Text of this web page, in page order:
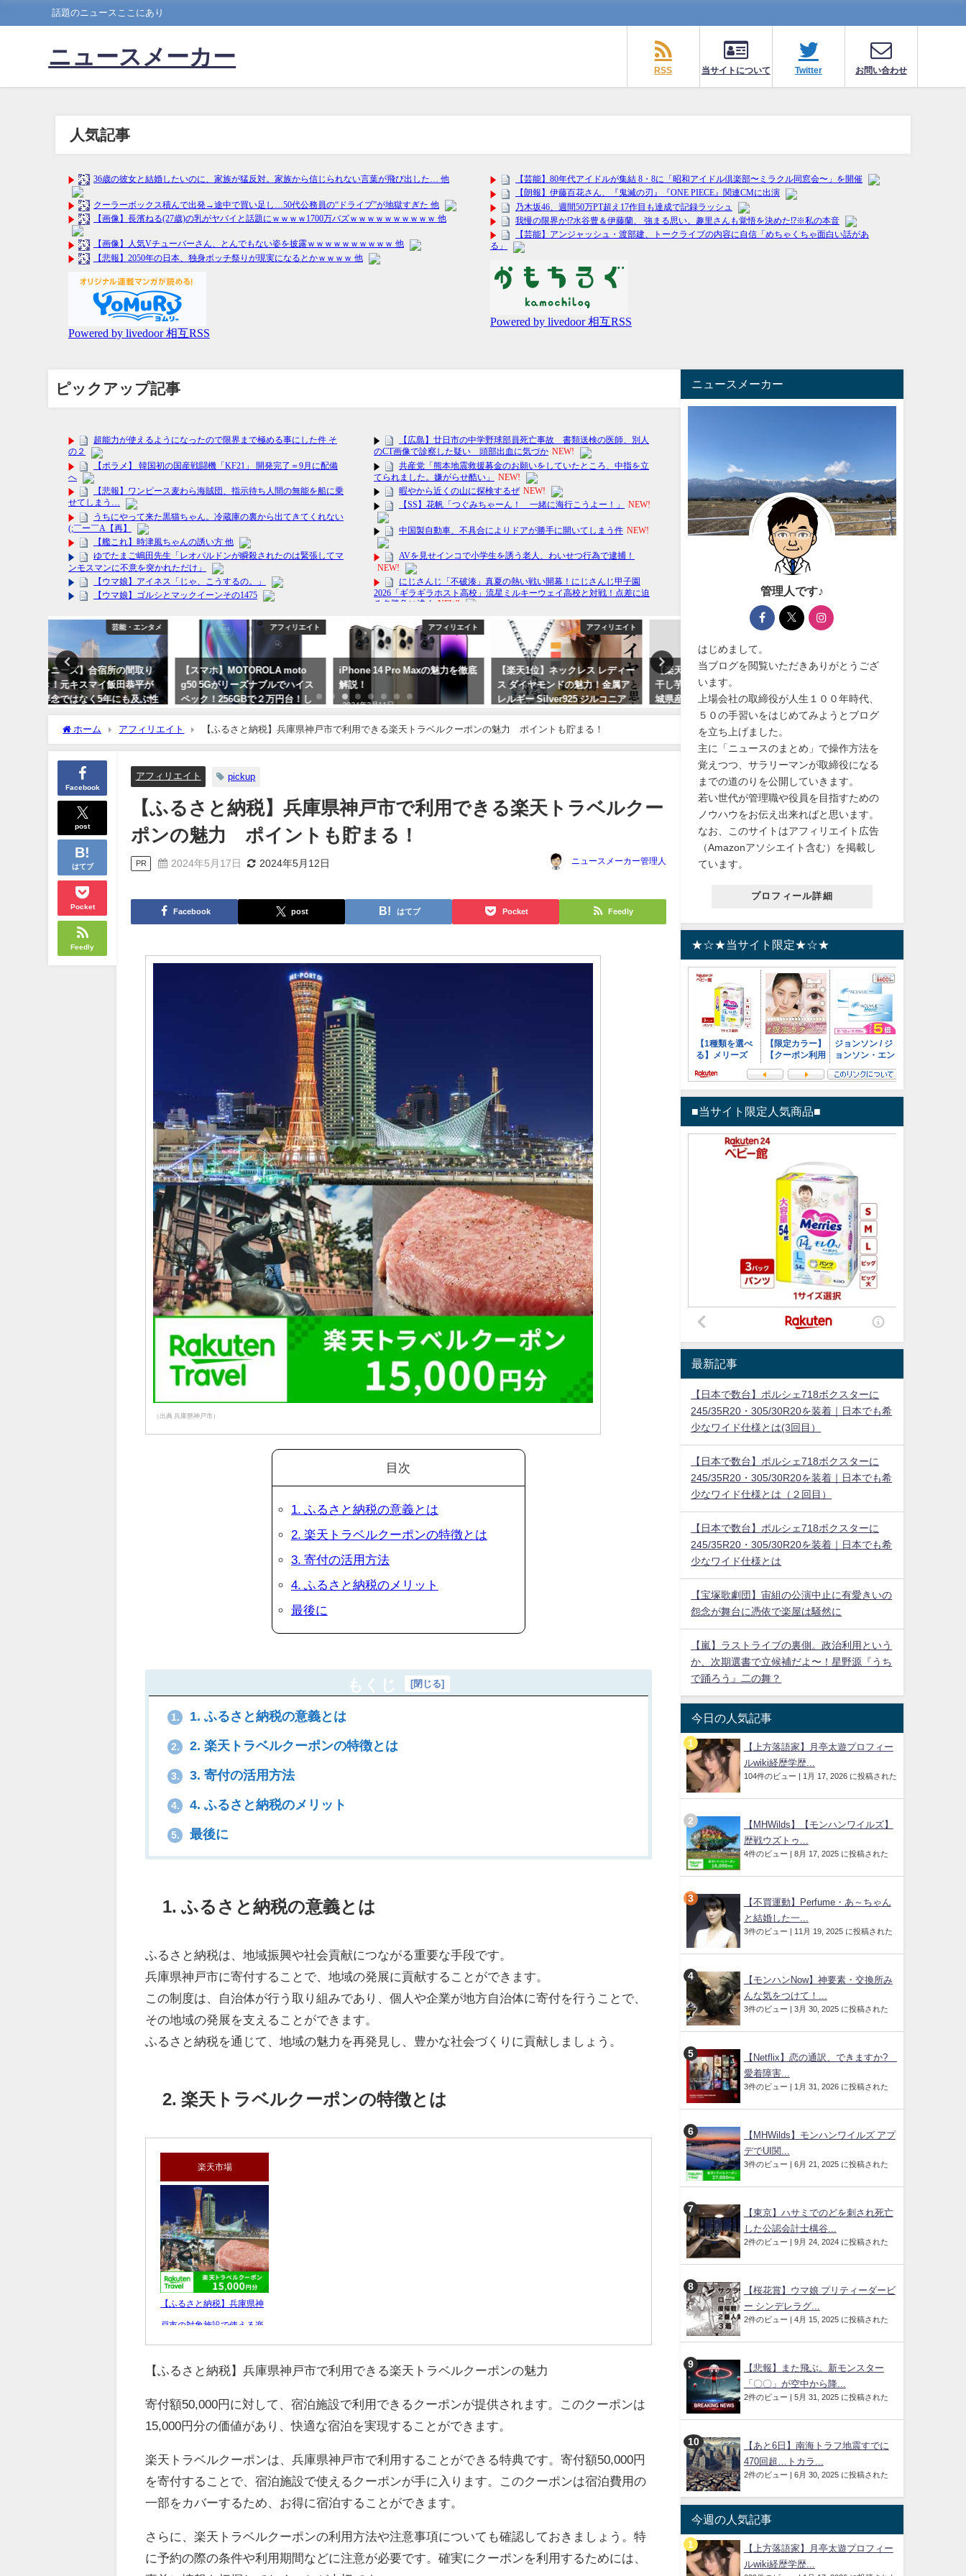
話題のニュースここにあり
ニュースメーカー
RSS 当サイトについて Twitter お問い合わせ
人気記事
ピックアップ記事
アフィリエイト
【スマホ】MOTOROLA moto
g50 5Gがリーズナブルでハイス
ペック！256GBで２万円台！し
かも中国製ではないのが良い！
2024年3月25日
アフィリエイト
iPhone 14 Pro Maxの魅力を徹底
解説！
2024年3月11日
アフィリエイト
【楽天1位】ネックレス レディー
ス ダイヤモンドの魅力！金属ア
レルギー Silver925 ジルコニア
ピンクゴールド プラチナ ホワイ
トデーお返し、プレゼントに最
適
アフィリエイト
【楽天総合ランキング1位獲得】
干し芋 訳あり 1kg 国産 無添加 茨
城県産 紅はるか べにはるか レ
シピをご紹介！
2024年2月26日
アフィリエイト
【可愛い！】MusicLegs(ミュー
ジックレッグス) うさぎフェイス
プリントストッキング/タイツ
ML7166
2024年2月7日
【防災グッズ】Qbitいつで
冠達成】 簡易トイレ 除菌
携帯トイレ 送料無料！地震
ホーム アフィリエイト 【ふるさと納税】兵庫県神戸市で利用できる楽天トラベルクーポンの魅力 ポイントも貯まる！
Facebook
post
はてブ
Pocket
Feedly
アフィリエイト pickup
【ふるさと納税】兵庫県神戸市で利用できる楽天トラベルクー
ポンの魅力 ポイントも貯まる！
PR 2024年5月17日 2024年5月12日 ニュースメーカー管理人
Facebook post はてブ Pocket Feedly
（出典 兵庫県神戸市）
目次
1. ふるさと納税の意義とは
2. 楽天トラベルクーポンの特徴とは
3. 寄付の活用方法
4. ふるさと納税のメリット
最後に
もくじ [閉じる]
1. 1. ふるさと納税の意義とは
2. 2. 楽天トラベルクーポンの特徴とは
3. 3. 寄付の活用方法
4. 4. ふるさと納税のメリット
5. 最後に
1. ふるさと納税の意義とは
ふるさと納税は、地域振興や社会貢献につながる重要な手段です。
兵庫県神戸市に寄付することで、地域の発展に貢献することができます。
この制度は、自治体が行う取り組みであり、個人や企業が地方自治体に寄付を行うことで、
その地域の発展を支えることができます。
ふるさと納税を通じて、地域の魅力を再発見し、豊かな社会づくりに貢献しましょう。
2. 楽天トラベルクーポンの特徴とは
楽天市場
【ふるさと納税】兵庫県神
戸市の対象施設で使える楽
天トラベルクー...
50,000 円
【ふるさと納税】兵庫県神戸市で利用できる楽天トラベルクーポンの魅力
寄付額50,000円に対して、宿泊施設で利用できるクーポンが提供されます。このクーポンは
15,000円分の価値があり、快適な宿泊を実現することができます。
楽天トラベルクーポンは、兵庫県神戸市で利用することができる特典です。寄付額50,000円
を寄付することで、宿泊施設で使えるクーポンが手に入ります。このクーポンは宿泊費用の
一部をカバーするため、お得に宿泊することができます。
さらに、楽天トラベルクーポンの利用方法や注意事項についても確認しておきましょう。特
に予約の際の条件や利用期間などに注意が必要です。確実にクーポンを利用するためには、
ニュースメーカー
管理人です♪
はじめまして。
当ブログを閲覧いただきありがとうござ
います。
上場会社の取締役が人生１００年時代、
５０の手習いをはじめてみようとブログ
を立ち上げました。
主に「ニュースのまとめ」で操作方法を
覚えつつ、サラリーマンが取締役になる
までの道のりを公開していきます。
若い世代が管理職や役員を目指すための
ノウハウをお伝え出来ればと思います。
なお、このサイトはアフィリエイト広告
（Amazonアソシエイト含む）を掲載し
ています。
プロフィール詳細
★☆★当サイト限定★☆★
■当サイト限定人気商品■
最新記事
【日本で数台】ポルシェ718ボクスターに
245/35R20・305/30R20を装着｜日本でも希
少なワイド仕様とは(3回目）
【日本で数台】ポルシェ718ボクスターに
245/35R20・305/30R20を装着｜日本でも希
少なワイド仕様とは（２回目）
【日本で数台】ポルシェ718ボクスターに
245/35R20・305/30R20を装着｜日本でも希
少なワイド仕様とは
【宝塚歌劇団】宙組の公演中止に有愛きいの
怨念が舞台に憑依で楽屋は騒然に
【嵐】ラストライブの裏側。政治利用という
か、次期選書で立候補だよ〜！星野源『うち
で踊ろう』二の舞？
今日の人気記事
【上方落語家】月亭太遊プロフィー
ルwiki経歴学歴...
104件のビュー | 1月 17, 2026 に投稿された
【MHWilds】【モンハンワイルズ】
歴戦ウズトゥ...
4件のビュー | 8月 17, 2025 に投稿された
【不買運動】Perfume・あ～ちゃん
と結婚した一...
3件のビュー | 11月 19, 2025 に投稿された
【モンハンNow】神要素・交換所み
んな気をつけて！...
3件のビュー | 3月 30, 2025 に投稿された
【Netflix】恋の通訳、できますか?
愛着障害...
3件のビュー | 1月 31, 2026 に投稿された
【MHWilds】モンハンワイルズ アプ
デでUI関...
3件のビュー | 6月 21, 2025 に投稿された
【東京】ハサミでのどを刺され死亡
した公認会計士構谷...
2件のビュー | 9月 24, 2024 に投稿された
【桜花賞】ウマ娘 プリティーダービ
ー シンデレラグ...
2件のビュー | 4月 15, 2025 に投稿された
【悲報】また飛ぶ。新モンスター
「〇〇」が空中から降...
2件のビュー | 5月 31, 2025 に投稿された
【あと6日】南海トラフ地震すでに
470回超…トカラ...
2件のビュー | 6月 30, 2025 に投稿された
今週の人気記事
【上方落語家】月亭太遊プロフィー
ルwiki経歴学歴...